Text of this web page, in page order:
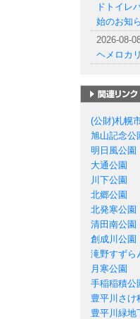
ドトイレ
始のお知
2026-08-
ヘメロカ
(公財)札幌
旭山記念公
明日風公園
大通公園
川下公園
北郷公園
北発寒公園
清田南公園
創成川公園
滝野すずら
月寒公園
手稲稲積公
豊平川さけ
豊平川緑地